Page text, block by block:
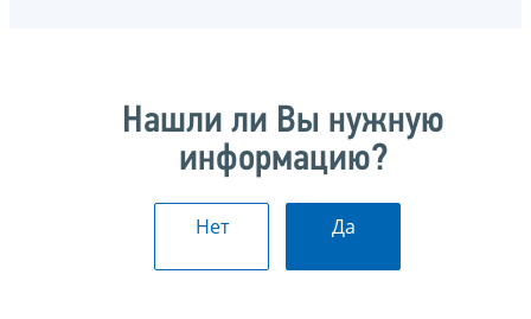
Нашли ли Вы нужную
информацию?
Нет Да